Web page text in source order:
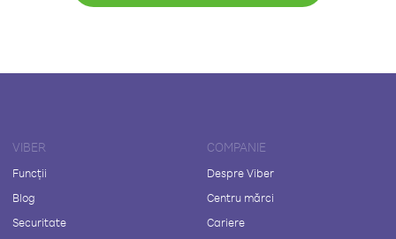
VIBER
Funcții
Blog
Securitate
COMPANIE
Despre Viber
Centru mărci
Cariere